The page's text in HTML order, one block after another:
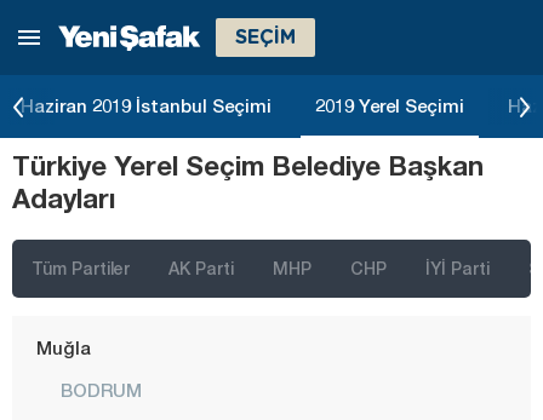
SEÇİM
Haziran 2019 İstanbul Seçimi 2019 Yerel Seçimi
Türkiye Yerel Seçim Belediye Başkan
Adayları
Tüm Partiler AK Parti MHP CHP İYİ Parti
Kocaeli
Malatya
Manisa
Mersin
Muğla
BODRUM